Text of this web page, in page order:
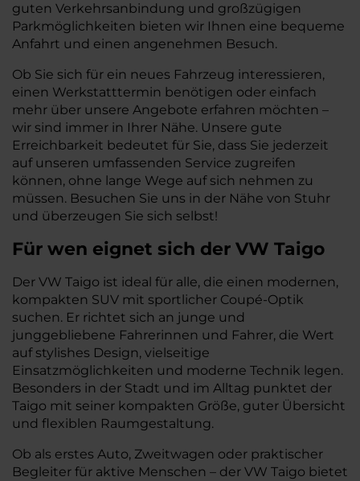
guten Verkehrsanbindung und großzügigen
Parkmöglichkeiten bieten wir Ihnen eine bequeme
Anfahrt und einen angenehmen Besuch.
Ob Sie sich für ein neues Fahrzeug interessieren,
einen Werkstatttermin benötigen oder einfach
mehr über unsere Angebote erfahren möchten –
wir sind immer in Ihrer Nähe. Unsere gute
Erreichbarkeit bedeutet für Sie, dass Sie jederzeit
auf unseren umfassenden Service zugreifen
können, ohne lange Wege auf sich nehmen zu
müssen. Besuchen Sie uns in der Nähe von Stuhr
und überzeugen Sie sich selbst!
Für wen eignet sich der VW Taigo
Der VW Taigo ist ideal für alle, die einen modernen,
kompakten SUV mit sportlicher Coupé-Optik
suchen. Er richtet sich an junge und
junggebliebene Fahrerinnen und Fahrer, die Wert
auf stylishes Design, vielseitige
Einsatzmöglichkeiten und moderne Technik legen.
Besonders in der Stadt und im Alltag punktet der
Taigo mit seiner kompakten Größe, guter Übersicht
und flexiblen Raumgestaltung.
Ob als erstes Auto, Zweitwagen oder praktischer
Begleiter für aktive Menschen – der VW Taigo bietet